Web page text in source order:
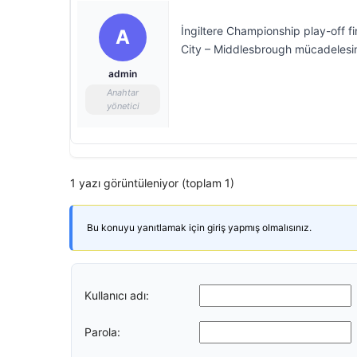
A
admin
Anahtar
yönetici
İngiltere Championship play-off
City – Middlesbrough
1 yazı görüntüleniyor (toplam 1)
Bu konuyu yanıtlamak için giriş yapmış olmalısınız.
Kullanıcı adı:
Parola: